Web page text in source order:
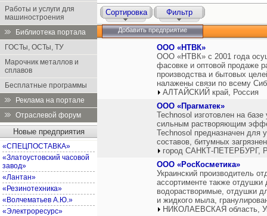
Работы и услуги для
машиностроения
Библиотека портала
ГОСТы, ОСТы, ТУ
Марочник металлов и
сплавов
Бесплатные программы
Реклама на портале
Отраслевой форум
Новые предприятия
«СПЕЦПОСТАВКА»
«Златоустовский часовой
завод»
«Лантан»
«Резинотехника»
«Волчематьев А.Ю.»
«Электроресурс»
Сортировка Фильтр
Добавить предприятие
ООО «НТВК»
ООО «НТВК» с 2001 года
фасовке и оптовой продаже
производства и бытовых
налажены связи по всему
АЛТАЙСКИЙ край, Россия
ООО «Прагматек»
Technosol изготовлен на
сильным растворяющим
Technosol предназначен для
составов, битумных
город САНКТ-ПЕТЕРБУРГ,
ООО «РосКосметика»
Украинский производитель
ассортименте также
водорастворимые, отдушки
и жидкого мыла,
НИКОЛАЕВСКАЯ область,